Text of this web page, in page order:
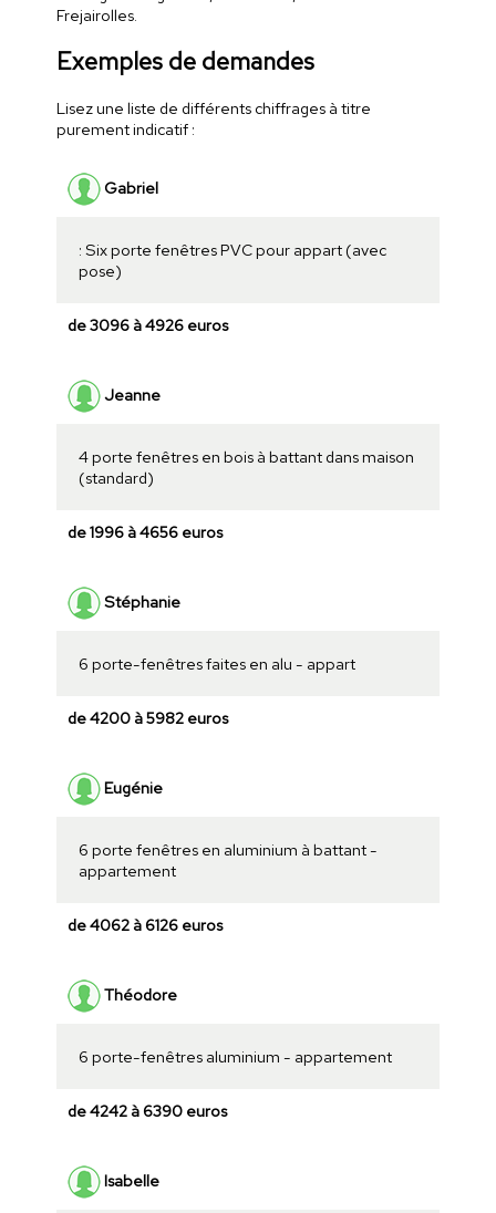
Frejairolles.
Exemples de demandes
Lisez une liste de différents chiffrages à titre
purement indicatif :
Gabriel
: Six porte fenêtres PVC pour appart (avec
pose)
de 3096 à 4926 euros
Jeanne
4 porte fenêtres en bois à battant dans maison
(standard)
de 1996 à 4656 euros
Stéphanie
6 porte-fenêtres faites en alu - appart
de 4200 à 5982 euros
Eugénie
6 porte fenêtres en aluminium à battant -
appartement
de 4062 à 6126 euros
Théodore
6 porte-fenêtres aluminium - appartement
de 4242 à 6390 euros
Isabelle